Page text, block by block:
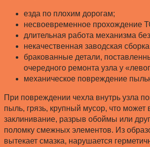
езда по плохим дорогам;
несвоевременное прохождение
длительная работа механизма
некачественная заводская
бракованные детали,
очередного ремонта узла у
механическое повреждение
При повреждении чехла внутрь узла
пыль, грязь, крупный мусор, что может
заклинивание, разрыв обоймы или
поломку смежных элементов. Из
вытекает смазка, нарушается